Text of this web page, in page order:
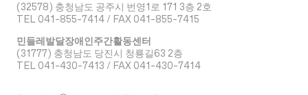
(32578) 충청남도 공주시 번영1로 171 3층 2호
TEL 041-855-7414 / FAX 041-855-7415
민들레발달장애인주간활동센터
(31777) 충청남도 당진시 청룡길63 2층
TEL 041-430-7413 / FAX 041-430-7414